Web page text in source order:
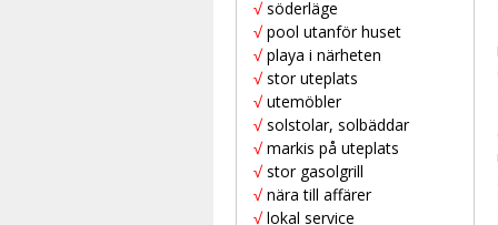
√ söderläge
√ pool utanför huset
√ playa i närheten
√ stor uteplats
√ utemöbler
√ solstolar, solbäddar
√ markis på uteplats
√ stor gasolgrill
√ nära till affärer
√ lokal service